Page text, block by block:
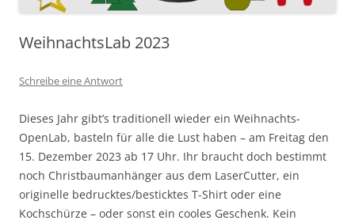
WeihnachtsLab 2023
Schreibe eine Antwort
Dieses Jahr gibt’s traditionell wieder ein Weihnachts-
OpenLab, basteln für alle die Lust haben – am Freitag den
15. Dezember 2023 ab 17 Uhr. Ihr braucht doch bestimmt
noch Christbaumanhänger aus dem LaserCutter, ein
originelle bedrucktes/besticktes T-Shirt oder eine
Kochschürze – oder sonst ein cooles Geschenk. Kein